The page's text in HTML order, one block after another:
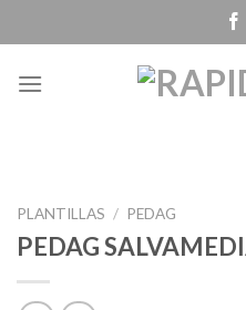
to
PLANTILLAS / PEDAG
PEDAG